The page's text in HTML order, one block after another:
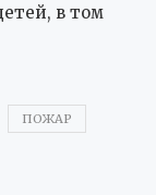
в том
ПОЖАР